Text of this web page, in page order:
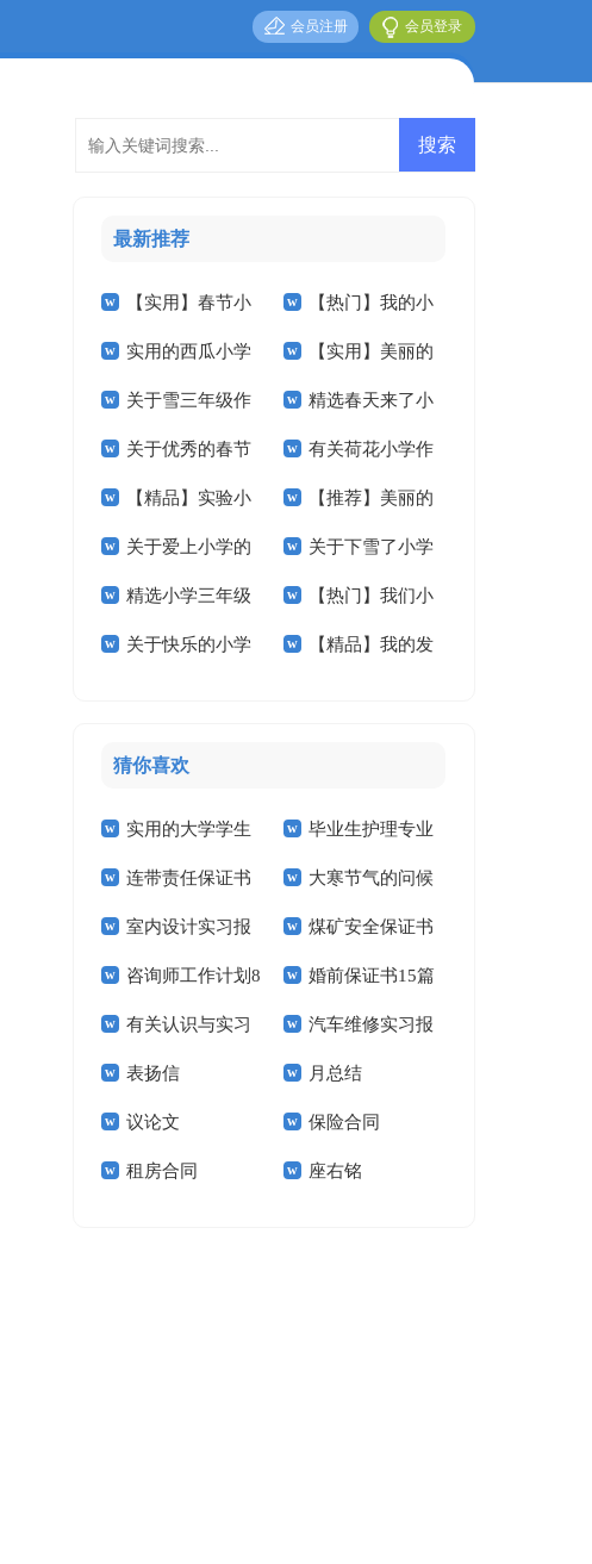
会员登录
会员注册
最新推荐
【实用】春节小
学作文600字4篇
【热门】我的小
学作文5篇
实用的西瓜小学
作文四篇
【实用】美丽的
小学作文3篇
关于雪三年级作
文汇编八篇
精选春天来了小
学作文汇编八篇
关于优秀的春节
小学作文4篇
有关荷花小学作
文锦集7篇
【精品】实验小
学的作文300字4篇
【推荐】美丽的
小学作文合集7篇
关于爱上小学的
作文锦集八篇
关于下雪了小学
作文400字五篇
精选小学三年级
的作文合集六篇
【热门】我们小
学作文合集十篇
关于快乐的小学 【精品】我的发
猜你喜欢
实用的大学学生
实习报告范文锦集六
篇
毕业生护理专业
求职信精选15篇
连带责任保证书 大寒节气的问候
祝福语
室内设计实习报
告汇编15篇
煤矿安全保证书
(15篇)
咨询师工作计划8
篇
婚前保证书15篇
有关认识与实习
报告模板集锦十篇
汽车维修实习报
告(汇编15篇)
表扬信 月总结
议论文 保险合同
租房合同 座右铭